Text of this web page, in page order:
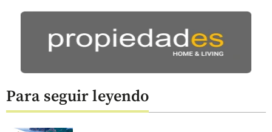
Para seguir leyendo